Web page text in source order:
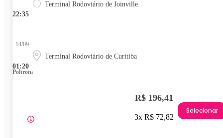
22:35
Terminal Rodoviário de Joinville
01:20
14/09
Terminal Rodoviário de Curitiba
Poltrona
R$ 196,41
3x R$ 72,82
Selecionar